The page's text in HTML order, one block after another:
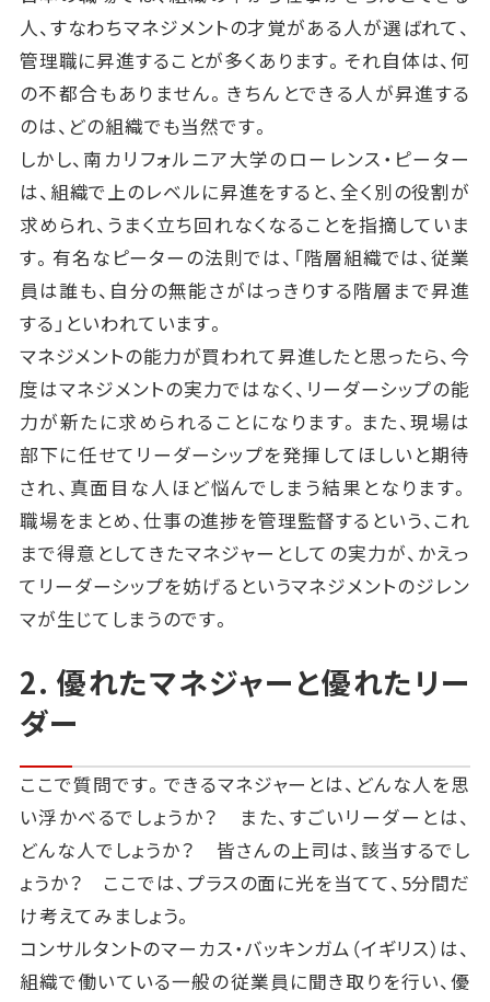
人、すなわちマネジメントの才覚がある人が選ばれて、
管理職に昇進することが多くあります。それ自体は、何
の不都合もありません。きちんとできる人が昇進する
のは、どの組織でも当然です。
しかし、南カリフォルニア大学のローレンス・ピーター
は、組織で上のレベルに昇進をすると、全く別の役割が
求められ、うまく立ち回れなくなることを指摘していま
す。有名なピーターの法則では、「階層組織では、従業
員は誰も、自分の無能さがはっきりする階層まで昇進
する」といわれています。
マネジメントの能力が買われて昇進したと思ったら、今
度はマネジメントの実力ではなく、リーダーシップの能
力が新たに求められることになります。また、現場は
部下に任せてリーダーシップを発揮してほしいと期待
され、真面目な人ほど悩んでしまう結果となります。
職場をまとめ、仕事の進捗を管理監督するという、これ
まで得意としてきたマネジャーとしての実力が、かえっ
てリーダーシップを妨げるというマネジメントのジレン
マが生じてしまうのです。
2. 優れたマネジャーと優れたリー
ダー
ここで質問です。できるマネジャーとは、どんな人を思
い浮かべるでしょうか？ また、すごいリーダーとは、
どんな人でしょうか？ 皆さんの上司は、該当するでし
ょうか？ ここでは、プラスの面に光を当てて、5分間だ
け考えてみましょう。
コンサルタントのマーカス・バッキンガム（イギリス）は、
組織で働いている一般の従業員に聞き取りを行い、優